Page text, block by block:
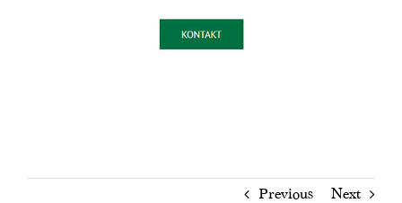
Previous Next